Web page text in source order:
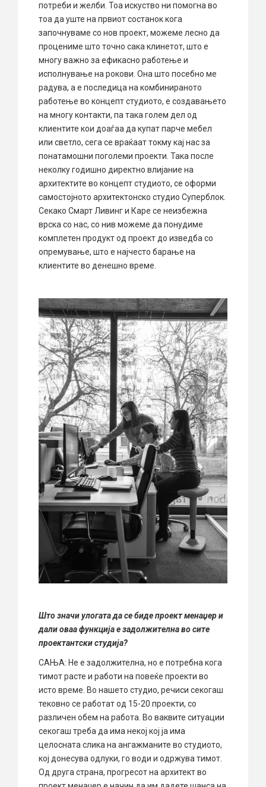
потреби и желби. Тоа искуство ни помогна во
тоа да уште на првиот состанок кога
започнуваме со нов проект, можеме лесно да
процениме што точно сака клинетот, што е
многу важно за ефикасно работење и
исполнување на рокови. Она што посебно ме
радува, а е последица на комбинираното
работење во концепт студиото, е создавањето
на многу контакти, па така голем дел од
клиентите кои доаѓаа да купат парче мебел
или светло, сега се враќаат токму кај нас за
понатамошни поголеми проекти. Така после
неколку годишно директно влијание на
архитектите во концепт студиото, се оформи
самостојното архитектонско студио Суперблок.
Секако Смарт Ливинг и Каре се неизбежна
врска со нас, со нив можеме да понудиме
комплетен продукт од проект до изведба со
опремување, што е најчесто барање на
клиентите во денешно време.
Што значи улогата да се биде проект менаџер и
дали оваа функција е задолжителна во сите
проектантски студија?
САЊА: Не е задолжителна, но е потребна кога
тимот расте и работи на повеќе проекти во
исто време. Во нашето студио, речиси секогаш
тековно се работат од 15-20 проекти, со
различен обем на работа. Во ваквите ситуации
секогаш треба да има некој кој ја има
целосната слика на ангажманите во студиото,
кој донесува одлуки, го води и одржува тимот.
Од друга страна, прогресот на архитект во